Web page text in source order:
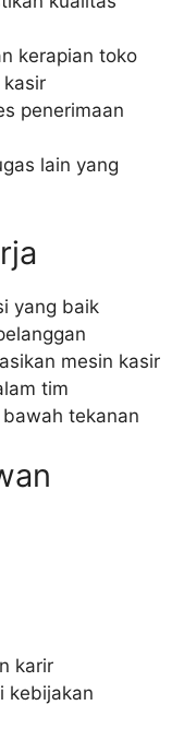
kerapian toko
kasir
penerimaan
lain yang
yang baik
mesin kasir
tim
tekanan
karir
kebijakan